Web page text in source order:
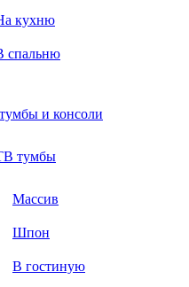
кухню
спальню
и консоли
тумбы
Массив
Шпон
В гостиную